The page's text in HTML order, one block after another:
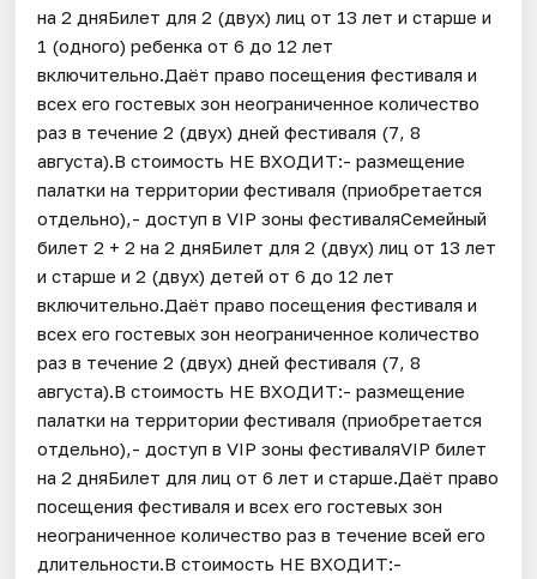
на 2 дняБилет для 2 (двух) лиц от 13 лет и старше и
1 (одного) ребенка от 6 до 12 лет
включительно.Даёт право посещения фестиваля и
всех его гостевых зон неограниченное количество
раз в течение 2 (двух) дней фестиваля (7, 8
августа).В стоимость НЕ ВХОДИТ:- размещение
палатки на территории фестиваля (приобретается
отдельно),- доступ в VIP зоны фестиваляСемейный
билет 2 + 2 на 2 дняБилет для 2 (двух) лиц от 13 лет
и старше и 2 (двух) детей от 6 до 12 лет
включительно.Даёт право посещения фестиваля и
всех его гостевых зон неограниченное количество
раз в течение 2 (двух) дней фестиваля (7, 8
августа).В стоимость НЕ ВХОДИТ:- размещение
палатки на территории фестиваля (приобретается
отдельно),- доступ в VIP зоны фестиваляVIP билет
на 2 дняБилет для лиц от 6 лет и старше.Даёт право
посещения фестиваля и всех его гостевых зон
неограниченное количество раз в течение всей его
длительности.В стоимость НЕ ВХОДИТ:-